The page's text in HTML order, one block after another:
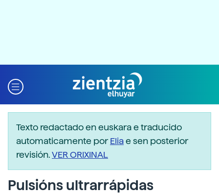
Texto redactado en euskara e traducido
automaticamente porEliae sen posterior
revisión.VER ORIXINAL
Pulsións ultrarrápidas